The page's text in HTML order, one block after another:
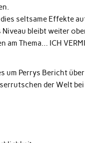
seltsame Effekte
Niveau bleibt weiter
am Thema… ICH
um Perrys Bericht
der Welt bei